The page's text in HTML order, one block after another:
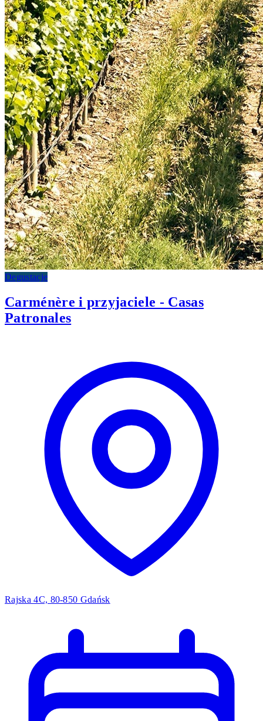
Degustacje
Carménère i przyjaciele - Casas
Patronales
Rajska 4C, 80-850 Gdańsk